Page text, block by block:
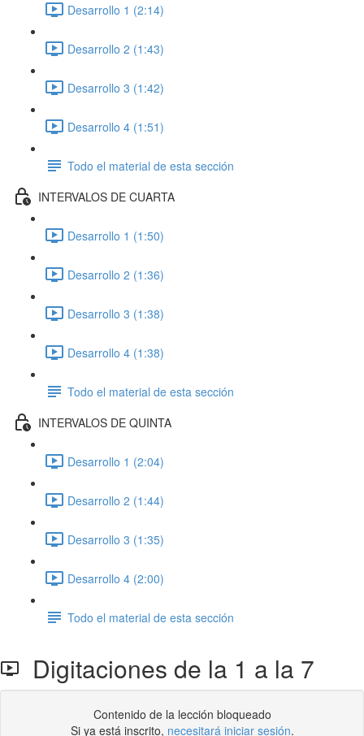
Desarrollo 1 (2:14)
Desarrollo 2 (1:43)
Desarrollo 3 (1:42)
Desarrollo 4 (1:51)
Todo el material de esta sección
INTERVALOS DE CUARTA
Desarrollo 1 (1:50)
Desarrollo 2 (1:36)
Desarrollo 3 (1:38)
Desarrollo 4 (1:38)
Todo el material de esta sección
INTERVALOS DE QUINTA
Desarrollo 1 (2:04)
Desarrollo 2 (1:44)
Desarrollo 3 (1:35)
Desarrollo 4 (2:00)
Todo el material de esta sección
Digitaciones de la 1 a la 7
Contenido de la lección bloqueado
Si ya está inscrito, necesitará iniciar sesión.